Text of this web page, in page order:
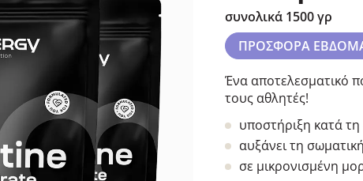
συνολικά 1500 γρ
ΠΡΟΣΦΟΡΑ
Ένα αποτελεσματικό
τους αθλητές!
υποστήριξη κατά
αυξάνει τη
σε μικρονισμένη